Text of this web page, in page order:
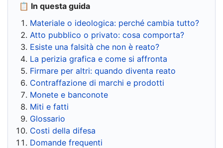
📋 In questa guida
Materiale o ideologica: perché cambia tutto?
Atto pubblico o privato: cosa comporta?
Esiste una falsità che non è reato?
La perizia grafica e come si affronta
Firmare per altri: quando diventa reato
Contraffazione di marchi e prodotti
Monete e banconote
Miti e fatti
Glossario
Costi della difesa
Domande frequenti